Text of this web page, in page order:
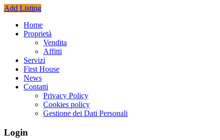
Add Listing
Home
Proprietà
Vendita
Affitti
Servizi
First House
News
Contatti
Privacy Policy
Cookies policy
Gestione dei Dati Personali
Login